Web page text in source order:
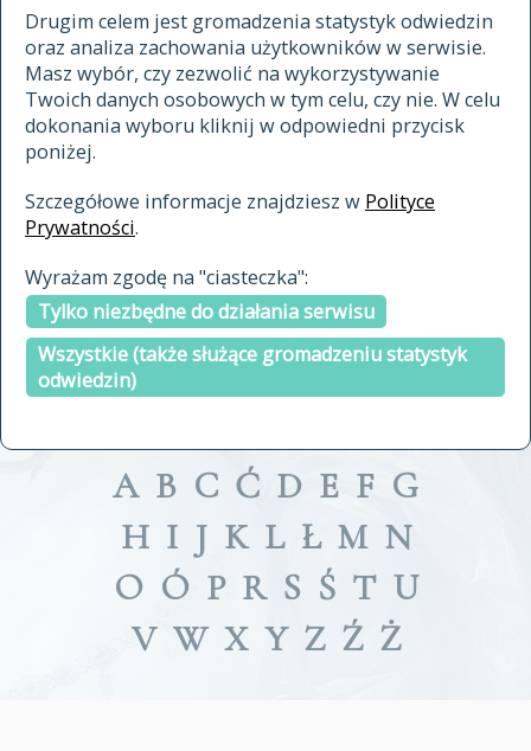
Drugim celem jest gromadzenia statystyk odwiedzin
oraz analiza zachowania użytkowników w serwisie.
Masz wybór, czy zezwolić na wykorzystywanie
Twoich danych osobowych w tym celu, czy nie. W celu
dokonania wyboru kliknij w odpowiedni przycisk
poniżej.
Szczegółowe informacje znajdziesz w Polityce
Prywatności.
Wyrażam zgodę na "ciasteczka":
Tylko niezbędne do działania serwisu
Wszystkie (także służące gromadzeniu statystyk
odwiedzin)
materiały archiwalne
cytowanie
kontakt
indeksie
a fronte
a tergo
A B C Ć D E F G
H I J K L Ł M N
O Ó P R S Ś T U
V W X Y Z Ź Ż